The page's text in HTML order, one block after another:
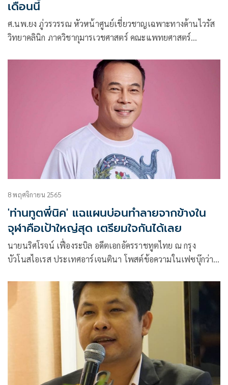
เดือนนี้
ศ.นพ.ยง ภู่วรวรรณ หัวหน้าศูนย์เชี่ยวชาญเฉพาะทางด้านไวรัส
วิทยาคลินิก ภาควิชากุมารเวชศาสตร์ คณะแพทยศาสตร์
8 พฤศจิกายน 2565
'ท่านทูตพี่นิค' แฉแผนบ่อนทำลายจากข้างใน
จุฬาคือเป้าใหญ่สุด เตรียมใจกันได้เลย
นายนริศโรจน์ เฟื่องระบิล อดีตเอกอัครราชทูตไทย ณ กรุง
บัวโนสไอเรส ประเทศอาร์เจนตินา โพสต์ข้อความในเฟซบุ๊กว่า